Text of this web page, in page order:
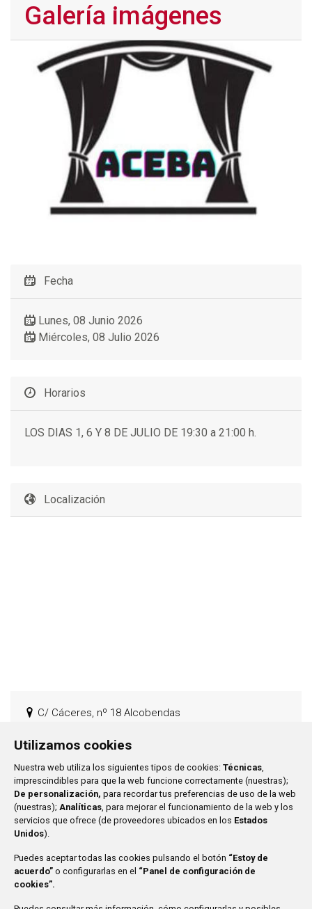
Utilizamos cookies
Nuestra web utiliza los siguientes tipos de cookies: Técnicas,
imprescindibles para que la web funcione correctamente (nuestras);
De personalización, para recordar tus preferencias de uso de la web
(nuestras); Analíticas, para mejorar el funcionamiento de la web y los
servicios que ofrece (de proveedores ubicados en los Estados
Unidos).
Puedes aceptar todas las cookies pulsando el botón “Estoy de
acuerdo” o configurarlas en el “Panel de configuración de
cookies”.
Galería imágenes
Fecha
Lunes, 08 Junio 2026
Miércoles, 08 Julio 2026
Horarios
LOS DIAS 1, 6 Y 8 DE JULIO DE 19:30 a 21:00 h.
Localización
C/ Cáceres, nº 18 Alcobendas
Ayuntamiento de San Sebastián de los ReyesPlaza de
la Constitución, 1
Mi Asociación
Mis Actividades